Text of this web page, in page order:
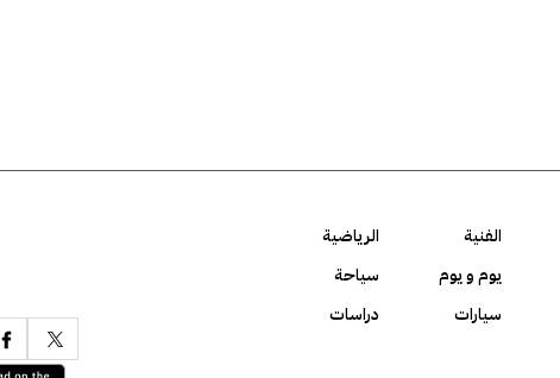
الفنية
الرياضية
يوم و يوم
سياحة
سيارات
دراسات